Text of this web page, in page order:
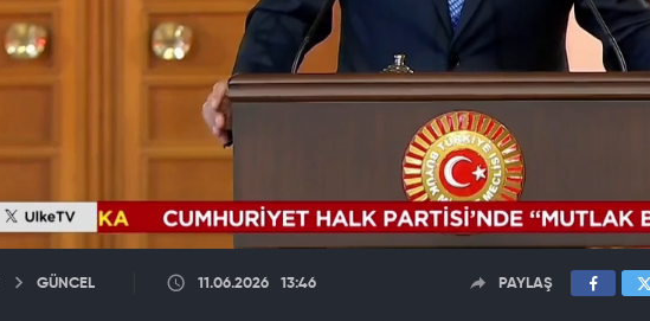
GÜNCEL 11.06.2026 13:46 PAYLAŞ